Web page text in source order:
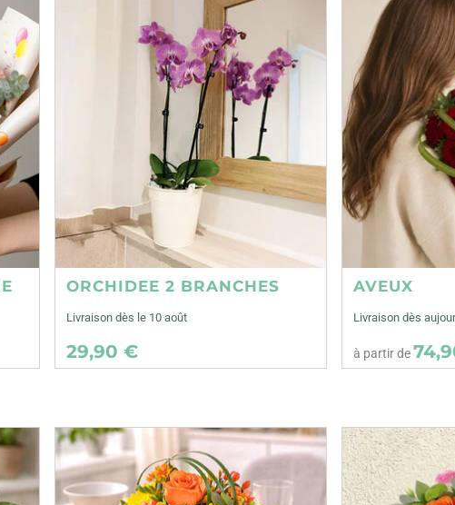
ORCHIDEE 2 BRANCHES
Livraison dès le 10 août
29,90 €
AVEUX
Livraison dès
à partir de